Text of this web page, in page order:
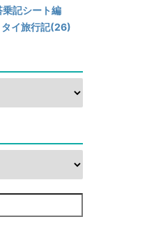
記シート編
イ旅行記(26)